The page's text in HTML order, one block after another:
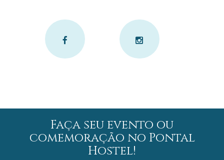
Faça seu evento ou
comemoração no Pontal
Hostel!